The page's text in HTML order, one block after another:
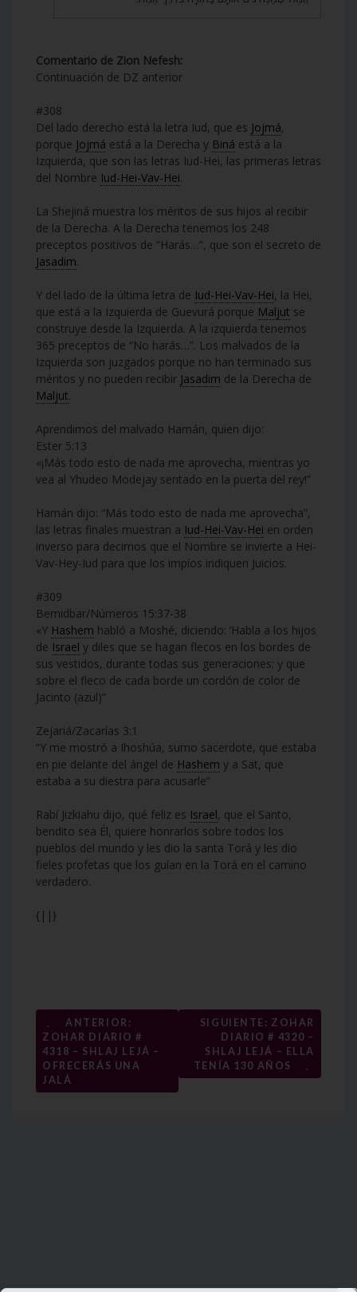
Comentario de Zion Nefesh:
Continuación de DZ anterior
#308
Del lado derecho está la letra Iud, que es Jojmá,
porque Jojmá está a la Derecha y Biná está a la
Izquierda, que son las letras Iud-Hei, las primeras letras
del Nombre Iud-Hei-Vav-Hei.
La Shejiná muestra los méritos de sus hijos al recibir
de la Derecha. A la Derecha tenemos los 248
preceptos positivos de “Harás…”, que son el secreto de
Jasadim.
Y del lado de la última letra de Iud-Hei-Vav-Hei, la Hei,
que está a la Izquierda de Guevurá porque Maljut se
construye desde la Izquierda. A la izquierda tenemos
365 preceptos de “No harás…”. Los malvados de la
Izquierda son juzgados porque no han terminado sus
méritos y no pueden recibir Jasadim de la Derecha de
Maljut.
Aprendimos del malvado Hamán, quien dijo:
Ester 5:13
«¡Más todo esto de nada me aprovecha, mientras yo
vea al Yhudeo Modejay sentado en la puerta del rey!”
Hamán dijo: “Más todo esto de nada me aprovecha”,
las letras finales muestran a Iud-Hei-Vav-Hei en orden
inverso para decirnos que el Nombre se invierte a Hei-
Vav-Hey-Iud para que los impíos indiquen Juicios.
#309
Bemidbar/Números 15:37-38
«Y Hashem habló a Moshé, diciendo: ‘Habla a los hijos
de Israel y diles que se hagan flecos en los bordes de
sus vestidos, durante todas sus generaciones: y que
sobre el fleco de cada borde un cordón de color de
Jacinto (azul)”
Zejariá/Zacarías 3:1
“Y me mostró a Ihoshúa, sumo sacerdote, que estaba
en pie delante del ángel de Hashem y a Sat, que
estaba a su diestra para acusarle”
Rabí Jizkiahu dijo, qué feliz es Israel, que el Santo,
bendito sea Él, quiere honrarlos sobre todos los
pueblos del mundo y les dio la santa Torá y les dio
fieles profetas que los guían en la Torá en el camino
verdadero.
{||}
Navegación
de
entradas
←
ANTERIOR:
ZOHAR DIARIO #
4318 – SHLAJ LEJÁ –
OFRECERÁS UNA
JALÁ
SIGUIENTE: ZOHAR
DIARIO # 4320 –
SHLAJ LEJÁ – ELLA
TENÍA 130 AÑOS
→